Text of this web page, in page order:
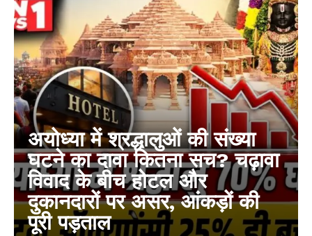
अयोध्या में श्रद्धालुओं की संख्या
घटने का दावा कितना सच? चढ़ावा
विवाद के बीच होटल और
दुकानदारों पर असर, आंकड़ों की
पूरी पड़ताल